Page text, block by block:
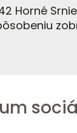
42 Horné